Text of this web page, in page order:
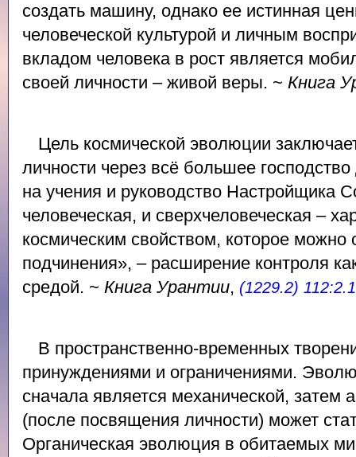
создать машину, однако ее истинная
человеческой культурой и личным
вкладом человека в рост является
своей личности – живой веры. ~ Книга
Цель космической эволюции
личности через всё большее
на учения и руководство Настройщика
человеческая, и сверхчеловеческая –
космическим свойством, которое
подчинения», – расширение контроля
средой. ~ Книга Урантии, (1229.2)
В пространственно-временных
принуждениями и ограничениями.
сначала является механической, затем
(после посвящения личности) может
Органическая эволюция в обитаемых